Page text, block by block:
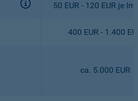
50 EUR - 120 EUR je
400 EUR - 1.400
ca. 5.000 EUR